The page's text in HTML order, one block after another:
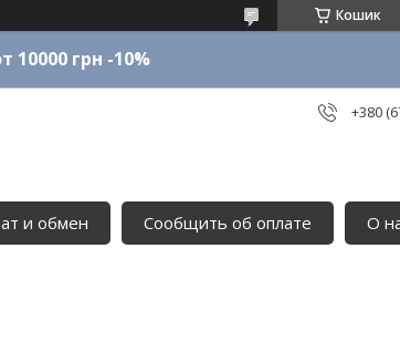
Кошик
10000 грн -10%
+380
и обмен Сообщить об оплате О